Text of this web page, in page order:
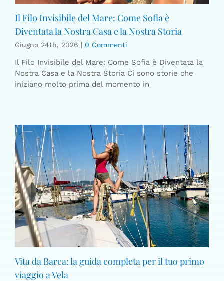
Il Filo Invisibile del Mare: Come Sofia è
Diventata la Nostra Casa e la Nostra Storia
Giugno 24th, 2026 | 0 Commenti
Il Filo Invisibile del Mare: Come Sofia è Diventata la
Nostra Casa e la Nostra Storia Ci sono storie che
iniziano molto prima del momento in
Vita da Barca: la guida completa per il tuo primo
viaggio a Vela